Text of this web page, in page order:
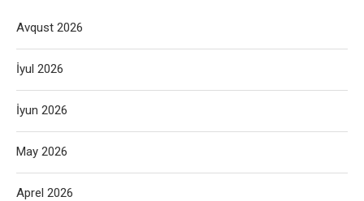
Avqust 2026
İyul 2026
İyun 2026
May 2026
Aprel 2026